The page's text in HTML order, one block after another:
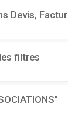
Devis,
filtres